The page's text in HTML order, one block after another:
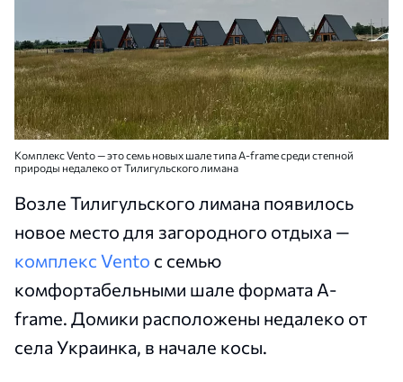
Комплекс Vento — это семь новых шале типа A-frame среди степной
природы недалеко от Тилигульского лимана
Возле Тилигульского лимана появилось
новое место для загородного отдыха —
комплекс Vento с семью
комфортабельными шале формата A-
frame. Домики расположены недалеко от
села Украинка, в начале косы.